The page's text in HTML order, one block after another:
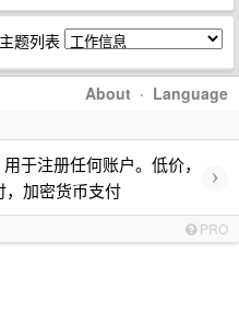
题列表
About · Language
于注册任何账户。低价，
，加密货币支付
›
PRO